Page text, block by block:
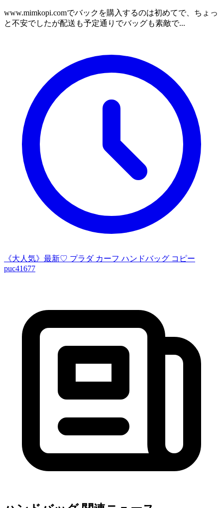
www.mimkopi.comでバックを購入するのは初めてで、ちょっ
と不安でしたが配送も予定通りでバッグも素敵で...
《大人気》最新♡ プラダ カーフ ハンドバッグ コピー
puc41677